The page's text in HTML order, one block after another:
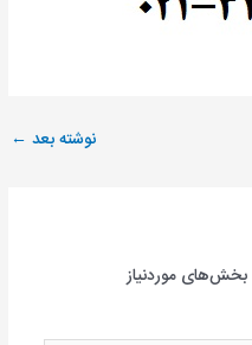
نوشته بعد ←
بخش‌های موردنیاز